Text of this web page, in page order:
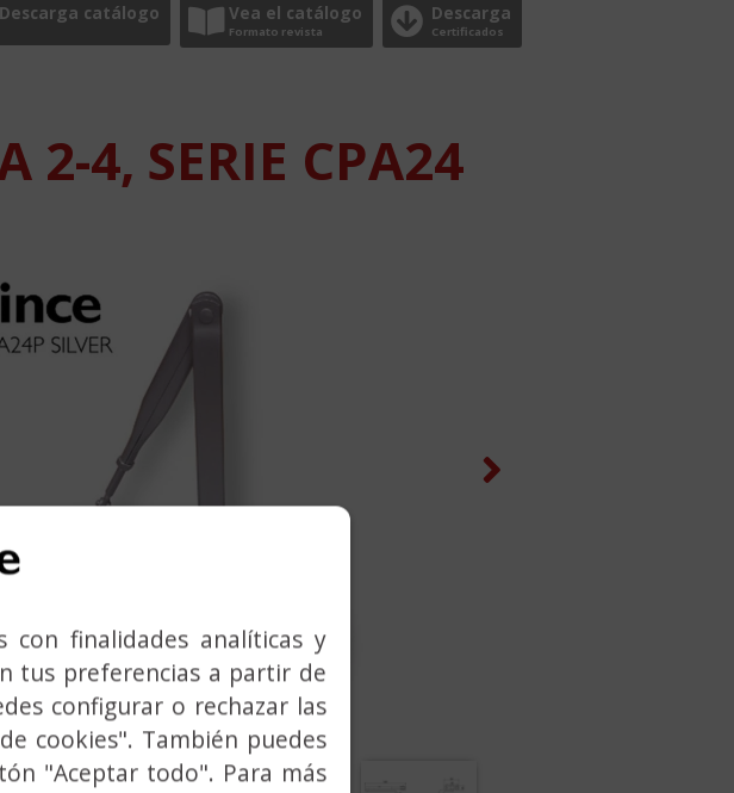
Descarga catálogo Vea el catálogo
Formato revista
Descarga
Certificados
2-4, SERIE CPA24
con finalidades analíticas y
tus preferencias a partir de
configurar o rechazar las
cookies". También puedes
"Aceptar todo". Para más